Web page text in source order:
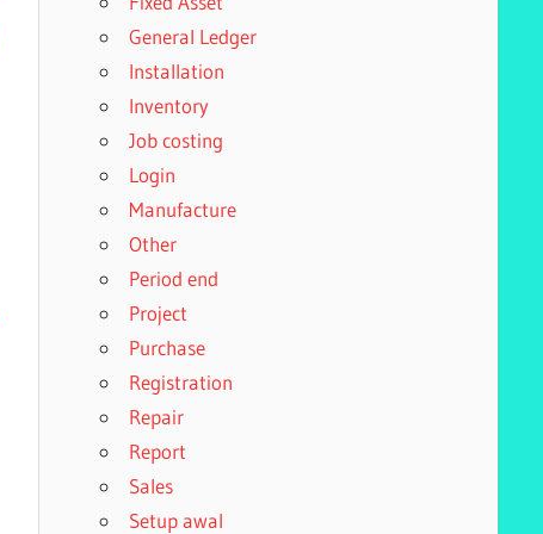
General Ledger
Installation
Inventory
Job costing
Login
Manufacture
Other
Period end
Project
Purchase
Registration
Repair
Report
Sales
Setup awal